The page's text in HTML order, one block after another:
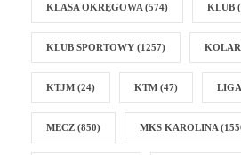
KLASA OKRĘGOWA (574) KLUB
KLUB SPORTOWY (1257)
KTJM (24) KTM (47)
MECZ (850) MKS KAROLINA